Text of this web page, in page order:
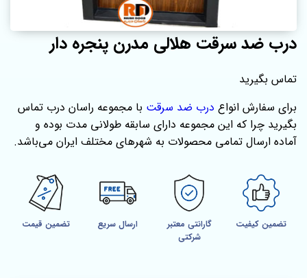
درب ضد سرقت هلالی مدرن پنجره دار
تماس بگیرید
برای سفارش انواع درب ضد سرقت با مجموعه راسان درب تماس
بگیرید چرا که این مجموعه دارای سابقه طولانی مدت بوده و
آماده ارسال تمامی محصولات به شهرهای مختلف ایران می‌باشد.
تضمین کیفیت
گارانتی معتبر
شرکتی
ارسال سریع تضمین قیمت